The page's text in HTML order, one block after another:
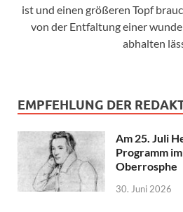
ist und einen größeren Topf
von der Entfaltung einer
abhalten
EMPFEHLUNG DER
Am 25. Juli
Programm
Oberrosphe
30. Juni 2026